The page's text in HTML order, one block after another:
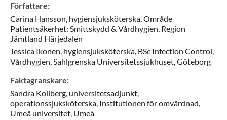
Uppsala län
Välj en region för att visa tillägg
Visa tillägg
Författare:
Carina Hansson, hygiensjuksköterska,Område
Patientsäkerhet: Smittskydd & Vårdhygien, Region
Jämtland Härjedalen
Jessica Ikonen, hygiensjuksköterska, BSc Infection Control,
Vårdhygien, Sahlgrenska Universitetssjukhuset,Göteborg
Faktagranskare:
Sandra Kollberg, universitetsadjunkt,
operationssjuksköterska, Institutionen för omvårdnad,
Umeå universitet, Umeå